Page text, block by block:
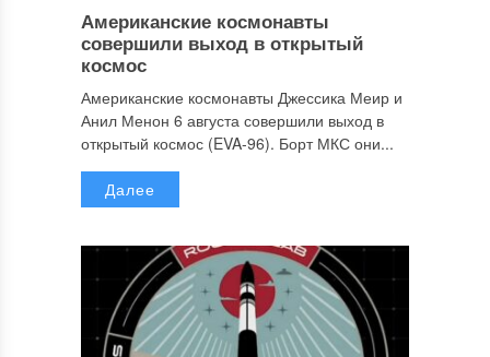
Американские космонавты
совершили выход в открытый
космос
Американские космонавты Джессика Меир и
Анил Менон 6 августа совершили выход в
открытый космос (EVA-96). Борт МКС они...
Далее